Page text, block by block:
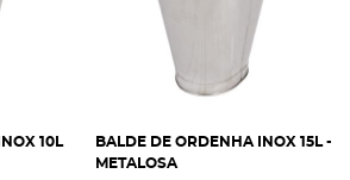
10L
BALDE DE ORDENHA INOX 15L -
METALOSA